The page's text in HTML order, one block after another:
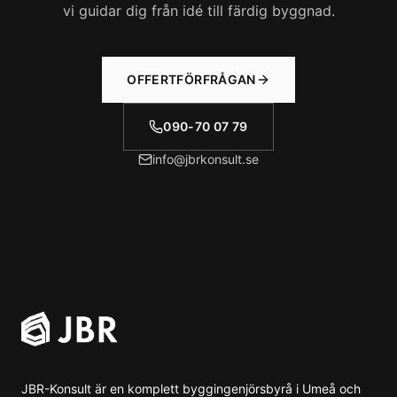
vi guidar dig från idé till färdig byggnad.
OFFERTFÖRFRÅGAN
090-70 07 79
info@jbrkonsult.se
JBR-Konsult är en komplett byggingenjörsbyrå i Umeå och